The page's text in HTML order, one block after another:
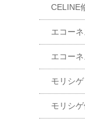
CELINE
エコーネ
エコー
モリシゲ
モリシ